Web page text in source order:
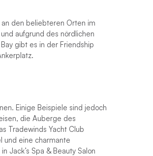
an den beliebteren Orten im
aufgrund des nördlichen
gibt es in der Friendship
Einige Beispiele sind jedoch
die Auberge des
Tradewinds Yacht Club
und eine charmante
Jack’s Spa & Beauty Salon